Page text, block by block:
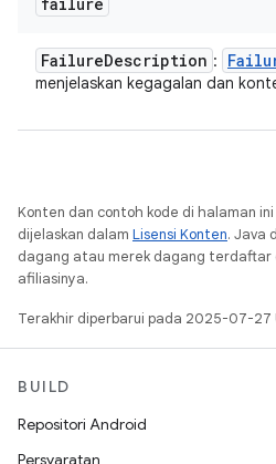
FailureDescription :
menjelaskan kegagalan dan
Konten dan contoh kode di halaman
dijelaskan dalam Lisensi Konten. Java
dagang atau merek dagang terdaftar
afiliasinya.
Terakhir diperbarui pada 2025-07-27
BUILD
Repositori Android
Persyaratan